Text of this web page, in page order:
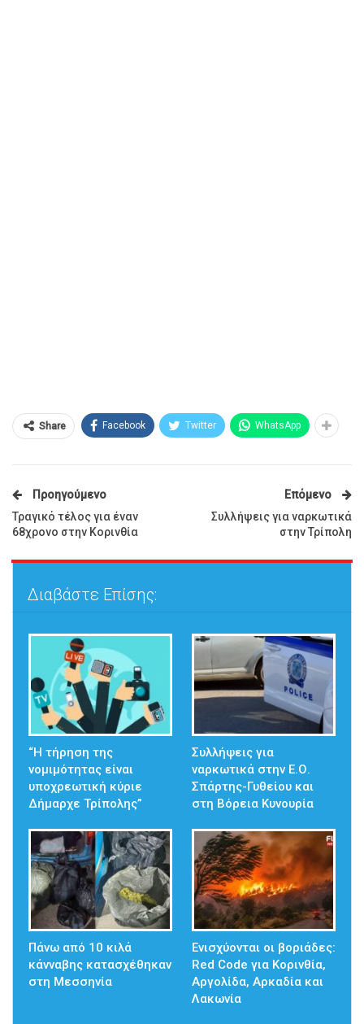
Share Facebook Twitter WhatsApp
Προηγούμενο
Τραγικό τέλος για έναν
68χρονο στην Κορινθία
Επόμενο
Συλλήψεις για ναρκωτικά
στην Τρίπολη
Διαβάστε Επίσης:
“Η τήρηση της
νομιμότητας είναι
υποχρεωτική κύριε
Δήμαρχε Τρίπολης”
Συλλήψεις για
ναρκωτικά στην Ε.Ο.
Σπάρτης-Γυθείου και
στη Βόρεια Κυνουρία
Πάνω από 10 κιλά
κάνναβης κατασχέθηκαν
στη Μεσσηνία
Ενισχύονται οι βοριάδες:
Red Code για Κορινθία,
Αργολίδα, Αρκαδία και
Λακωνία